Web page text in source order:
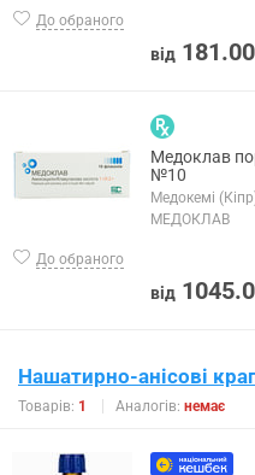
До обраного
від 181.00
До обраного
Медоклав
№10
Медокемі
МЕДОКЛАВ
від
Нашатирно-анісові
Товарів: 1 Аналогів: немає